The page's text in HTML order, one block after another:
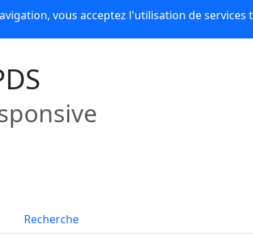
Liens
Recherche
vous acceptez l'utilisation de